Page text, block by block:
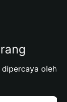
oleh